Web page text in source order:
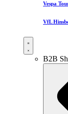
Vespa
VfL
B2B